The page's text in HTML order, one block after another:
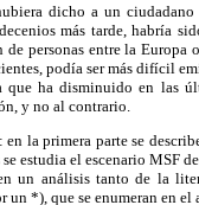
dicho a un
más tarde, habría
personas entre la Europa
podía ser más difícil
ha disminuido en las
y no al contrario.
la primera parte se
estudia el escenario MSF
un análisis tanto de la
*), que se enumeran en el